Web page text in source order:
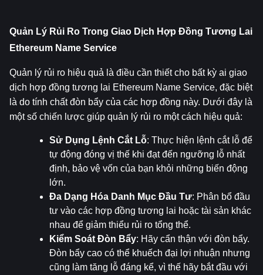
Quản Lý Rủi Ro Trong Giao Dịch Hợp Đồng Tương Lai
Ethereum Name Service
Quản lý rủi ro hiệu quả là điều cần thiết cho bất kỳ ai giao
dịch hợp đồng tương lai Ethereum Name Service, đặc biệt
là do tính chất đòn bẩy của các hợp đồng này. Dưới đây là
một số chiến lược giúp quản lý rủi ro một cách hiệu quả:
Sử Dụng Lệnh Cắt Lỗ: Thực hiện lệnh cắt lỗ để
tự động đóng vị thế khi đạt đến ngưỡng lỗ nhất
định, bảo vệ vốn của bạn khỏi những biến động
lớn.
Đa Dạng Hóa Danh Mục Đầu Tư: Phân bổ đầu
tư vào các hợp đồng tương lai hoặc tài sản khác
nhau để giảm thiểu rủi ro tổng thể.
Kiểm Soát Đòn Bẩy: Hãy cẩn thận với đòn bẩy.
Đòn bẩy cao có thể khuếch đại lợi nhuận nhưng
cũng làm tăng lỗ đáng kể, vì thế hãy bắt đầu với